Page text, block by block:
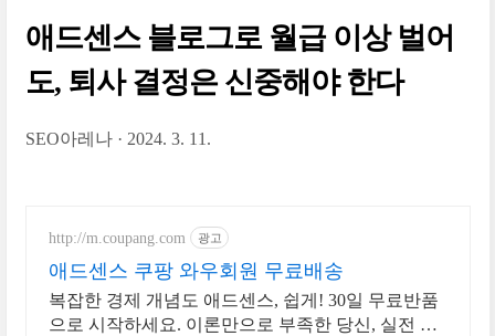
애드센스 블로그로 월급 이상 벌어
도, 퇴사 결정은 신중해야 한다
SEO아레나 2024. 3. 11.
http://m.coupang.com 광고
애드센스 쿠팡 와우회원 무료배송
복잡한 경제 개념도 애드센스, 쉽게! 30일 무료반품
으로 시작하세요. 이론만으로 부족한 당신, 실전 투